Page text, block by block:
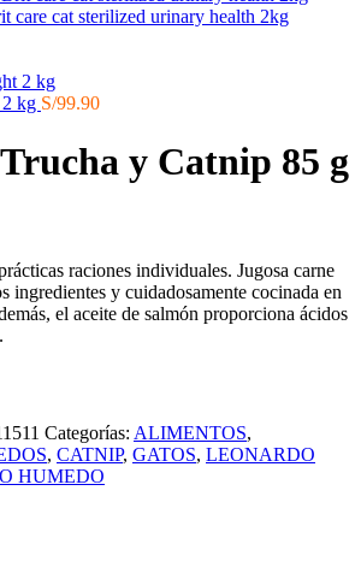
care cat sterilized urinary health 2kg
kg S/99.90
y Catnip 85 g
raciones individuales. Jugosa carne
ingredientes y cuidadosamente cocinada en
el aceite de salmón proporciona ácidos
Categorías: ALIMENTOS,
, CATNIP, GATOS, LEONARDO
HUMEDO